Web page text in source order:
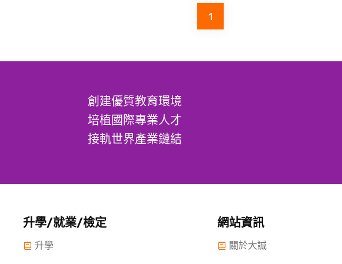
1
創建優質教育環境
培植國際專業人才
接軌世界產業鏈結
升學/就業/檢定
升學
網站資訊
關於大誠